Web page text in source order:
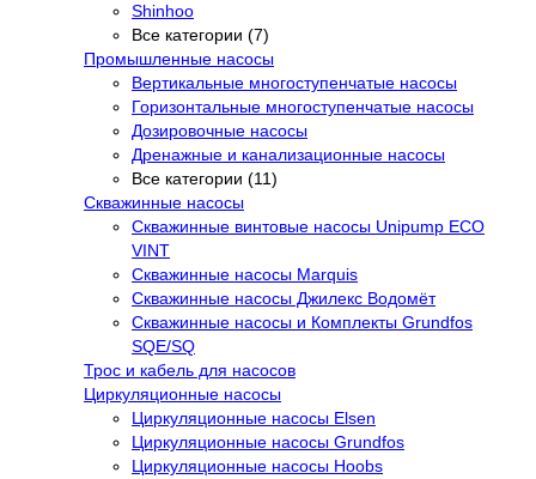
Shinhoo
Все категории (7)
Промышленные насосы
Вертикальные многоступенчатые насосы
Горизонтальные многоступенчатые насосы
Дозировочные насосы
Дренажные и канализационные насосы
Все категории (11)
Скважинные насосы
Скважинные винтовые насосы Unipump ECO
VINT
Скважинные насосы Marquis
Скважинные насосы Джилекс Водомёт
Скважинные насосы и Комплекты Grundfos
SQE/SQ
Трос и кабель для насосов
Циркуляционные насосы
Циркуляционные насосы Elsen
Циркуляционные насосы Grundfos
Циркуляционные насосы Hoobs